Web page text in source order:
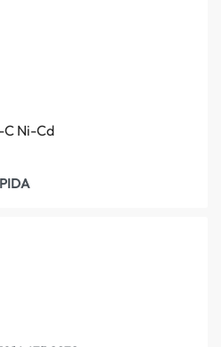
C Ni-Cd